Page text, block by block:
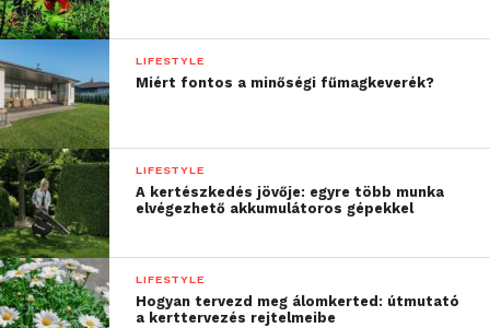
LIFESTYLE
Miért fontos a minőségi fűmagkeverék?
LIFESTYLE
A kertészkedés jövője: egyre több munka
elvégezhető akkumulátoros gépekkel
LIFESTYLE
Hogyan tervezd meg álomkerted: útmutató
a kerttervezés rejtelmeibe